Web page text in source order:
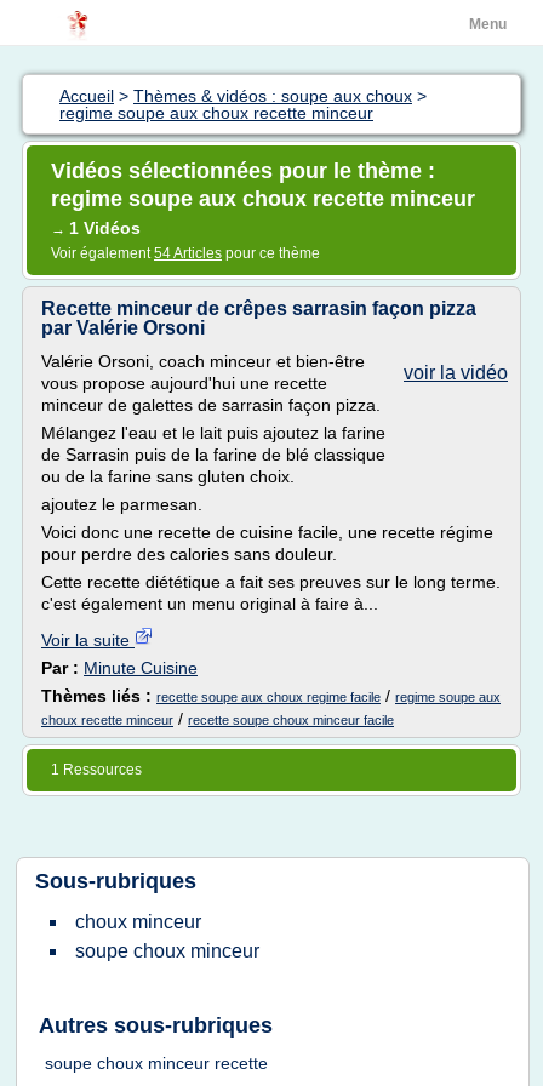
Menu
Accueil > Thèmes & vidéos : soupe aux choux >
regime soupe aux choux recette minceur
Vidéos sélectionnées pour le thème :
regime soupe aux choux recette minceur
→ 1 Vidéos
Voir également54 Articles pour ce thème
Recette minceur de crêpes sarrasin façon pizza
par Valérie Orsoni
voir la vidéo
Valérie Orsoni, coach minceur et bien-être
vous propose aujourd'hui une recette
minceur de galettes de sarrasin façon pizza.
Mélangez l'eau et le lait puis ajoutez la farine
de Sarrasin puis de la farine de blé classique
ou de la farine sans gluten choix.
ajoutez le parmesan.
Voici donc une recette de cuisine facile, une recette régime
pour perdre des calories sans douleur.
Cette recette diététique a fait ses preuves sur le long terme.
c'est également un menu original à faire à...
Voir la suite
Par : Minute Cuisine
Thèmes liés : recette soupe aux choux regime facile / regime soupe aux
choux recette minceur / recette soupe choux minceur facile
1 Ressources
Sous-rubriques
choux minceur
soupe choux minceur
Autres sous-rubriques
soupe choux minceur recette